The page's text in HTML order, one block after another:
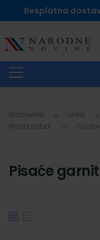
Besplatna
Naslovna Ured
Pisaći pribor
Pisaće